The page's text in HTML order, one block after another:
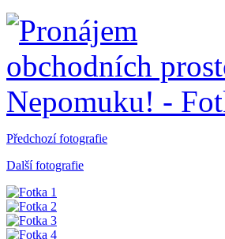
Předchozí fotografie
Další fotografie